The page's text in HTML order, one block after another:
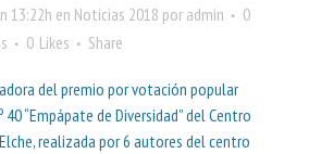
13:22h en Noticias 2018 por admin
0
0 Likes Share
del premio por votación popular
40 “Empápate de Diversidad” del Centro
realizada por 6 autores del centro